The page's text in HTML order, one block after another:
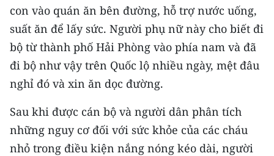
Infographic
TIN MỚI
TIN ĐỊA PHƯƠNG
Trung du và miền núi phía Bắc
Đồng bằng sông Hồng
con vào quán ăn bên đường, hỗ trợ nước uống,
suất ăn để lấy sức. Người phụ nữ này cho biết đi
bộ từ thành phố Hải Phòng vào phía nam và đã
đi bộ như vậy trên Quốc lộ nhiều ngày, mệt đâu
nghỉ đó và xin ăn dọc đường.
Sau khi được cán bộ và người dân phân tích
những nguy cơ đối với sức khỏe của các cháu
nhỏ trong điều kiện nắng nóng kéo dài, người